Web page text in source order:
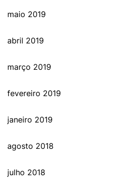
maio 2019
abril 2019
março 2019
fevereiro 2019
janeiro 2019
agosto 2018
julho 2018